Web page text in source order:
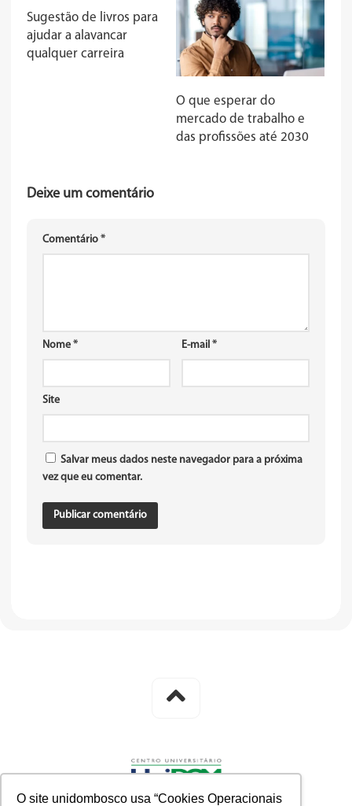
O site unidombosco usa “Cookies Operacionais
Sugestão de livros para
ajudar a alavancar
qualquer carreira
O que esperar do
mercado de trabalho e
das profissões até 2030
Deixe um comentário
Comentário *
Nome * E-mail *
Site
Salvar meus dados neste navegador para a próxima
vez que eu comentar.